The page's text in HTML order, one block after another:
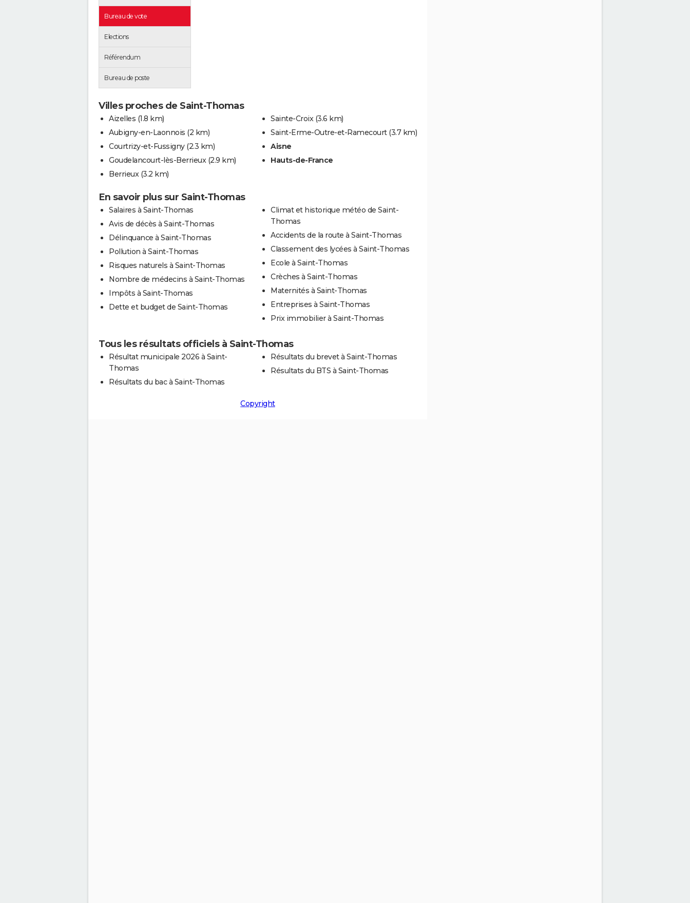
Bureau de vote
Elections
Référendum
Bureau de poste
Villes proches de Saint-Thomas
Aizelles (1.8 km)
Aubigny-en-Laonnois (2 km)
Courtrizy-et-Fussigny (2.3 km)
Goudelancourt-lès-Berrieux (2.9 km)
Berrieux (3.2 km)
Sainte-Croix (3.6 km)
Saint-Erme-Outre-et-Ramecourt (3.7 km)
Aisne
Hauts-de-France
En savoir plus sur Saint-Thomas
Salaires à Saint-Thomas
Avis de décès à Saint-Thomas
Délinquance à Saint-Thomas
Pollution à Saint-Thomas
Risques naturels à Saint-Thomas
Nombre de médecins à Saint-Thomas
Impôts à Saint-Thomas
Dette et budget de Saint-Thomas
Climat et historique météo de Saint-
Thomas
Accidents de la route à Saint-Thomas
Classement des lycées à Saint-Thomas
Ecole à Saint-Thomas
Crèches à Saint-Thomas
Maternités à Saint-Thomas
Entreprises à Saint-Thomas
Prix immobilier à Saint-Thomas
Tous les résultats officiels à Saint-Thomas
Résultat municipale 2026 à Saint-
Thomas
Résultats du bac à Saint-Thomas
Résultats du brevet à Saint-Thomas
Résultats du BTS à Saint-Thomas
Copyright